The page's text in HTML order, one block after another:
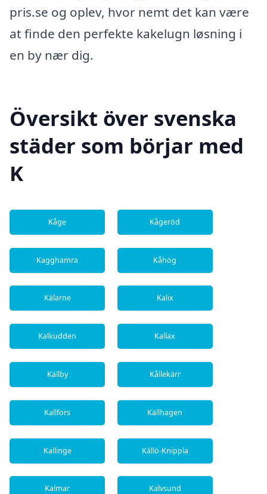
pris.se og oplev, hvor nemt det kan være
at finde den perfekte kakelugn løsning i
en by nær dig.
Översikt över svenska
städer som börjar med
K
Kåge Kågeröd
Kagghamra Kåhög
Kälarne Kalix
Kalkudden Kallax
Källby Kållekärr
Kallfors Källhagen
Kallinge Källö-Knippla
Kalmar Kalvsund